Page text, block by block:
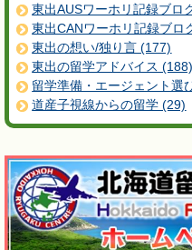
東出AUSワーホリ記録ブロ
東出CANワーホリ記録ブロ
東出の想い/独り言 (177)
東出の留学アドバイス (188)
留学準備・エージェント選
道産子視線からの留学 (29)